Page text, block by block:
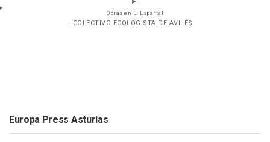
Obras en El Espartal
- COLECTIVO ECOLOGISTA DE AVILÉS
Europa Press Asturias